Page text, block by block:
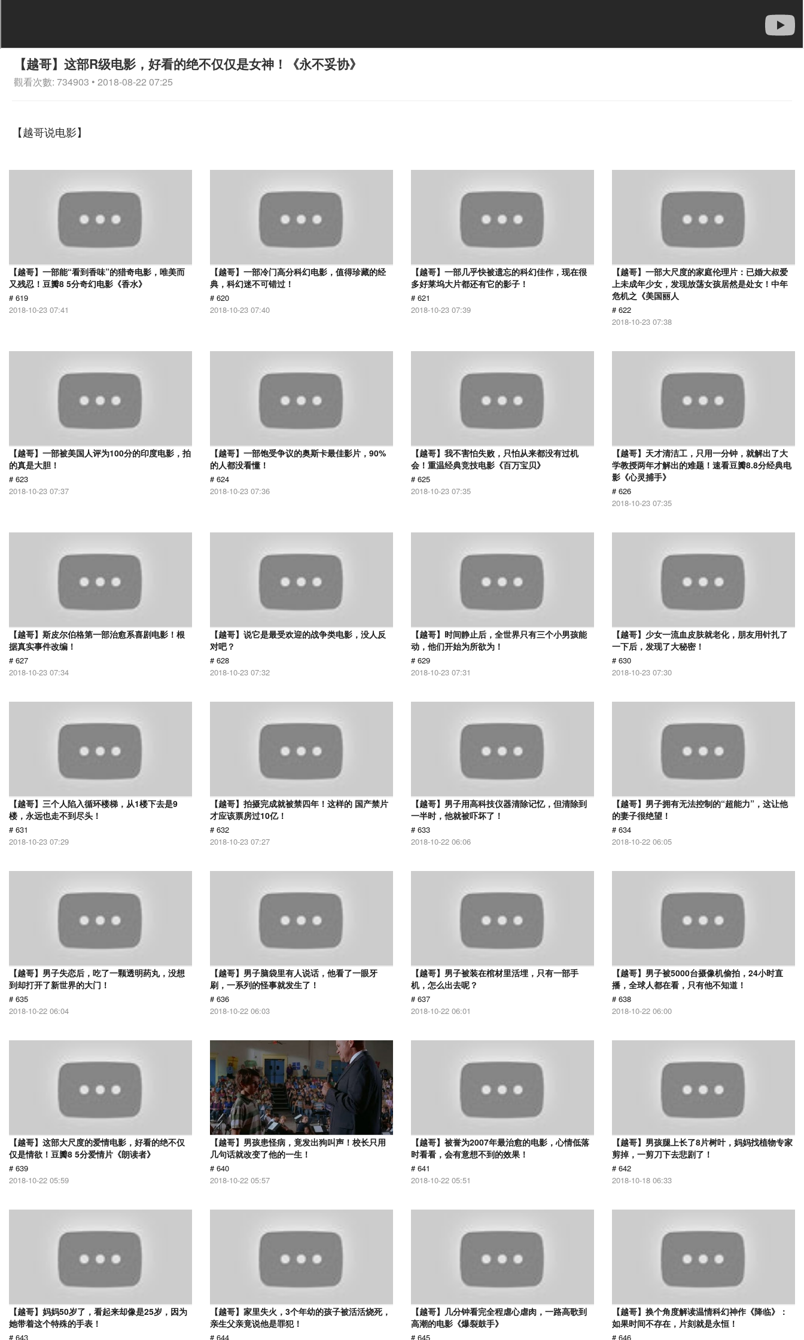
【越哥】这部R级电影，好看的绝不仅仅是女神！《永不妥协》
觀看次數: 734903 • 2018-08-22 07:25
【越哥说电影】
【越哥】一部能“看到香味”的猎奇电影，唯美而
又残忍！豆瓣8 5分奇幻电影《香水》
# 619
2018-10-23 07:41
【越哥】一部冷门高分科幻电影，值得珍藏的经
典，科幻迷不可错过！
# 620
2018-10-23 07:40
【越哥】一部几乎快被遗忘的科幻佳作，现在很
多好莱坞大片都还有它的影子！
# 621
2018-10-23 07:39
【越哥】一部大尺度的家庭伦理片：已婚大叔爱
上未成年少女，发现放荡女孩居然是处女！中年
危机之《美国丽人
# 622
2018-10-23 07:38
【越哥】一部被美国人评为100分的印度电影，拍
的真是大胆！
# 623
2018-10-23 07:37
【越哥】一部饱受争议的奥斯卡最佳影片，90%
的人都没看懂！
# 624
2018-10-23 07:36
【越哥】我不害怕失败，只怕从来都没有过机
会！重温经典竞技电影《百万宝贝》
# 625
2018-10-23 07:35
【越哥】天才清洁工，只用一分钟，就解出了大
学教授两年才解出的难题！速看豆瓣8.8分经典电
影《心灵捕手》
# 626
2018-10-23 07:35
【越哥】斯皮尔伯格第一部治愈系喜剧电影！根
据真实事件改编！
# 627
2018-10-23 07:34
【越哥】说它是最受欢迎的战争类电影，没人反
对吧？
# 628
2018-10-23 07:32
【越哥】时间静止后，全世界只有三个小男孩能
动，他们开始为所欲为！
# 629
2018-10-23 07:31
【越哥】少女一流血皮肤就老化，朋友用针扎了
一下后，发现了大秘密！
# 630
2018-10-23 07:30
【越哥】三个人陷入循环楼梯，从1楼下去是9
楼，永远也走不到尽头！
# 631
2018-10-23 07:29
【越哥】拍摄完成就被禁四年！这样的 国产禁片
才应该票房过10亿！
# 632
2018-10-23 07:27
【越哥】男子用高科技仪器清除记忆，但清除到
一半时，他就被吓坏了！
# 633
2018-10-22 06:06
【越哥】男子拥有无法控制的“超能力”，这让他
的妻子很绝望！
# 634
2018-10-22 06:05
【越哥】男子失恋后，吃了一颗透明药丸，没想
到却打开了新世界的大门！
# 635
2018-10-22 06:04
【越哥】男子脑袋里有人说话，他看了一眼牙
刷，一系列的怪事就发生了！
# 636
2018-10-22 06:03
【越哥】男子被装在棺材里活埋，只有一部手
机，怎么出去呢？
# 637
2018-10-22 06:01
【越哥】男子被5000台摄像机偷拍，24小时直
播，全球人都在看，只有他不知道！
# 638
2018-10-22 06:00
【越哥】这部大尺度的爱情电影，好看的绝不仅
仅是情欲！豆瓣8 5分爱情片《朗读者》
# 639
2018-10-22 05:59
【越哥】男孩患怪病，竟发出狗叫声！校长只用
几句话就改变了他的一生！
# 640
2018-10-22 05:57
【越哥】被誉为2007年最治愈的电影，心情低落
时看看，会有意想不到的效果！
# 641
2018-10-22 05:51
【越哥】男孩腿上长了8片树叶，妈妈找植物专家
剪掉，一剪刀下去悲剧了！
# 642
2018-10-18 06:33
【越哥】妈妈50岁了，看起来却像是25岁，因为
她带着这个特殊的手表！
# 643
【越哥】家里失火，3个年幼的孩子被活活烧死，
亲生父亲竟说他是罪犯！
# 644
【越哥】几分钟看完全程虐心虐肉，一路高歌到
高潮的电影《爆裂鼓手》
# 645
【越哥】换个角度解读温情科幻神作《降临》：
如果时间不存在，片刻就是永恒！
# 646